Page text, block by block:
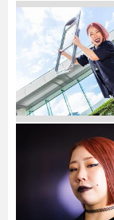
護＆桜井淳雄】